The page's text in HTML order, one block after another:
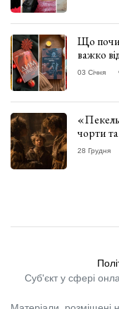
Що
важко
03 Січня
чорти
ВІДГУК
28 Грудня
Суб'єкт у сфері